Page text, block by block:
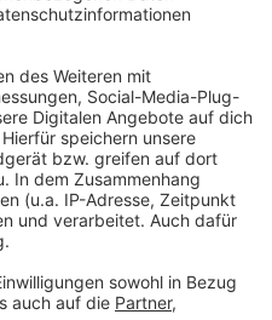
die Zustimmung der
waren die Anläufe von
2022 und Hamburg für
der Anwohner
und das
neu gebaut werden